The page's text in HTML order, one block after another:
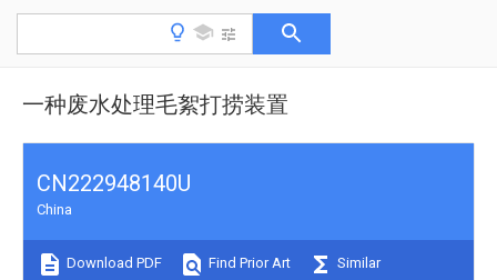
一种废水处理毛絮打捞装置
CN222948140U
China
Download PDF Find Prior Art Similar